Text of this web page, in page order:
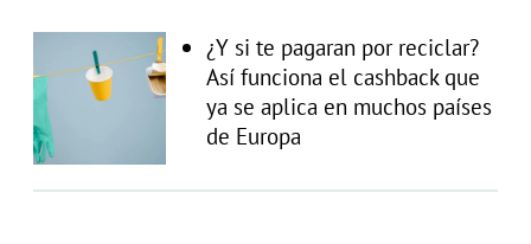
¿Y si te pagaran por reciclar?
Así funciona el cashback que
ya se aplica en muchos países
de Europa